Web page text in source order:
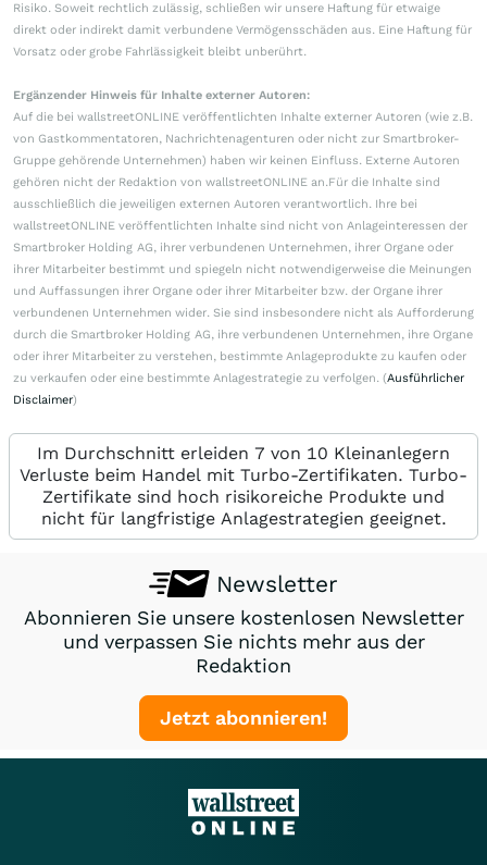
Risiko. Soweit rechtlich zulässig, schließen wir unsere Haftung für etwaige
direkt oder indirekt damit verbundene Vermögensschäden aus. Eine Haftung für
Vorsatz oder grobe Fahrlässigkeit bleibt unberührt.
Ergänzender Hinweis für Inhalte externer Autoren:
Auf die bei wallstreetONLINE veröffentlichten Inhalte externer Autoren (wie z.B.
von Gastkommentatoren, Nachrichtenagenturen oder nicht zur Smartbroker-
Gruppe gehörende Unternehmen) haben wir keinen Einfluss. Externe Autoren
gehören nicht der Redaktion von wallstreetONLINE an.Für die Inhalte sind
ausschließlich die jeweiligen externen Autoren verantwortlich. Ihre bei
wallstreetONLINE veröffentlichten Inhalte sind nicht von Anlageinteressen der
Smartbroker Holding AG, ihrer verbundenen Unternehmen, ihrer Organe oder
ihrer Mitarbeiter bestimmt und spiegeln nicht notwendigerweise die Meinungen
und Auffassungen ihrer Organe oder ihrer Mitarbeiter bzw. der Organe ihrer
verbundenen Unternehmen wider. Sie sind insbesondere nicht als Aufforderung
durch die Smartbroker Holding AG, ihre verbundenen Unternehmen, ihre Organe
oder ihrer Mitarbeiter zu verstehen, bestimmte Anlageprodukte zu kaufen oder
zu verkaufen oder eine bestimmte Anlagestrategie zu verfolgen. (Ausführlicher
Disclaimer)
Im Durchschnitt erleiden 7 von 10 Kleinanlegern
Verluste beim Handel mit Turbo-Zertifikaten. Turbo-
Zertifikate sind hoch risikoreiche Produkte und
nicht für langfristige Anlagestrategien geeignet.
Newsletter
Abonnieren Sie unsere kostenlosen Newsletter
und verpassen Sie nichts mehr aus der
Redaktion
Jetzt abonnieren!